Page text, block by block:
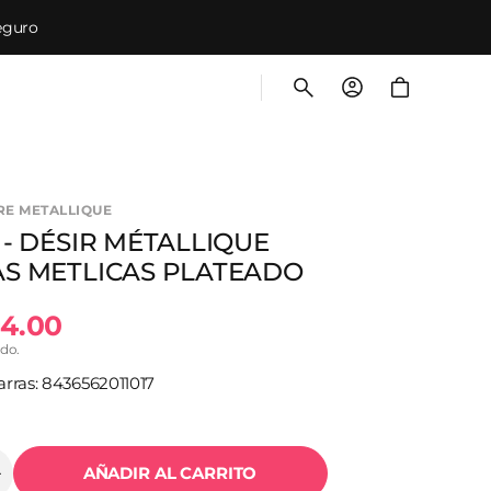
Carrito
METALLIQUE
DÉSIR MÉTALLIQUE
METLICAS PLATEADO
8436562011017
AÑADIR AL CARRITO